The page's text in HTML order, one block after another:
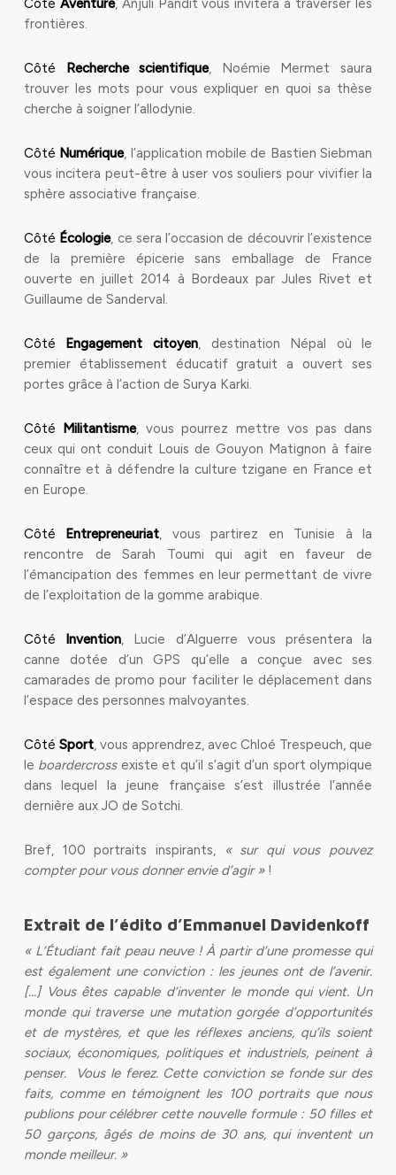
Côté Aventure, Anjuli Pandit vous invitera à traverser les
frontières.
Côté Recherche scientifique, Noémie Mermet saura
trouver les mots pour vous expliquer en quoi sa thèse
cherche à soigner l’allodynie.
Côté Numérique, l’application mobile de Bastien Siebman
vous incitera peut-être à user vos souliers pour vivifier la
sphère associative française.
Côté Écologie, ce sera l’occasion de découvrir l’existence
de la première épicerie sans emballage de France
ouverte en juillet 2014 à Bordeaux par Jules Rivet et
Guillaume de Sanderval.
Côté Engagement citoyen, destination Népal où le
premier établissement éducatif gratuit a ouvert ses
portes grâce à l’action de Surya Karki.
Côté Militantisme, vous pourrez mettre vos pas dans
ceux qui ont conduit Louis de Gouyon Matignon à faire
connaître et à défendre la culture tzigane en France et
en Europe.
Côté Entrepreneuriat, vous partirez en Tunisie à la
rencontre de Sarah Toumi qui agit en faveur de
l’émancipation des femmes en leur permettant de vivre
de l’exploitation de la gomme arabique.
Côté Invention, Lucie d’Alguerre vous présentera la
canne dotée d’un GPS qu’elle a conçue avec ses
camarades de promo pour faciliter le déplacement dans
l’espace des personnes malvoyantes.
Côté Sport, vous apprendrez, avec Chloé Trespeuch, que
le boardercross existe et qu’il s’agit d’un sport olympique
dans lequel la jeune française s’est illustrée l’année
dernière aux JO de Sotchi.
Bref, 100 portraits inspirants,
« sur qui vous pouvez
compter pour vous donner envie d’agir »!
Extrait de l’édito d’Emmanuel Davidenkoff
« L’Étudiant fait peau neuve ! À partir d’une promesse qui
est également une conviction : les jeunes ont de l’avenir.
[…] Vous êtes capable d’inventer le monde qui vient. Un
monde qui traverse une mutation gorgée d’opportunités
et de mystères, et que les réflexes anciens, qu’ils soient
sociaux, économiques, politiques et industriels, peinent à
penser. Vous le ferez. Cette conviction se fonde sur des
faits, comme en témoignent les 100 portraits que nous
publions pour célébrer cette nouvelle formule : 50 filles et
50 garçons, âgés de moins de 30 ans, qui inventent un
monde meilleur. »